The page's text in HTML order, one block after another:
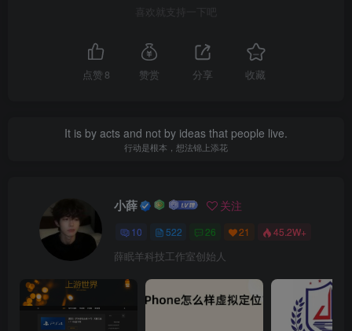
喜欢就支持一下吧
点赞 8 赞赏 分享 收藏
It is by acts and not by ideas that people live.
行动是根本，想法锦上添花
小薛 关注
10 522 26 21 45.2W+
薛眠羊科技工作室创始人